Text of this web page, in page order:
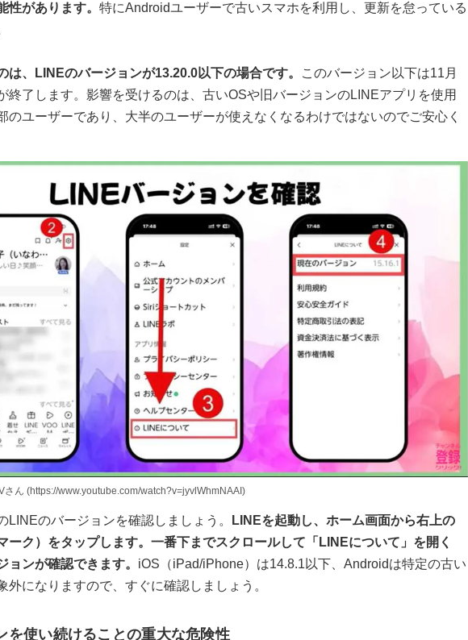
性があります。 特にAndroidユーザーで古いスマホを利用し、更新を怠っている
は、LINEのバージョンが13.20.0以下の場合です。
このバージョン以下は11月
終了します。影響を受けるのは、古いOSや旧バージョンのLINEアプリを使用
のユーザーであり、大半のユーザーが使えなくなるわけではないのでご安心く
さん (https://www.youtube.com/watch?v=jyvlWhmNAAI)
LINEのバージョンを確認しましょう。
LINEを起動し、ホーム画面から右上の
ーク）をタップします。一番下までスクロールして「LINEについて」を開く
ョンが確認できます。 iOS（iPad/iPhone）は14.8.1以下、Androidは特定の古い
外になりますので、すぐに確認しましょう。
を使い続けることの重大な危険性